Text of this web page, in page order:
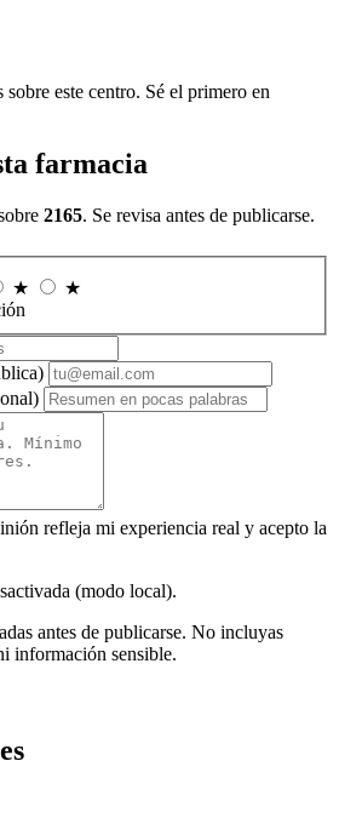
este centro. Sé el primero en
farmacia
2165. Se revisa antes de publicarse.
★
★
refleja mi experiencia real y acepto la
(modo local).
antes de publicarse. No incluyas
información sensible.